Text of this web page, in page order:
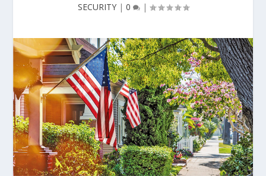
SECURITY| 0 |